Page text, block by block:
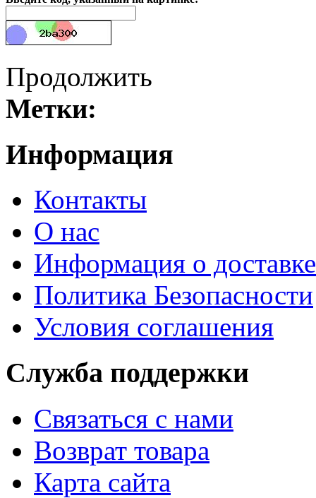
Продолжить
Метки:
Информация
Контакты
О нас
Информация о доставке
Политика Безопасности
Условия соглашения
Служба поддержки
Связаться с нами
Возврат товара
Карта сайта